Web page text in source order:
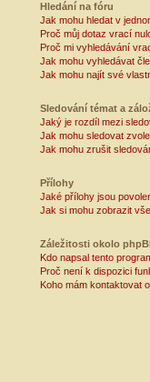
Hledání na fóru
Jak mohu hledat v
Proč můj dotaz vrací
Proč mi vyhledávání
Jak mohu vyhledávat
Jak mohu najít své
Sledování témat a
Jaký je rozdíl mezi
Jak mohu sledovat
Jak mohu zrušit
Přílohy
Jaké přílohy jsou
Jak si mohu zobrazit
Záležitosti okolo
Kdo napsal tento
Proč není k dispozici
Koho mám kontaktovat